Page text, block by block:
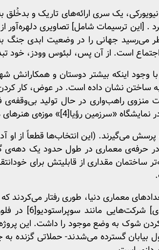
گستاخ نیویورکی، یک سری ارائه‌های تاریک و
. [این ترسیمات شامل] تصاویری دلهره‌آور
می‌رسید جهانی را در وضعیت ابدی
اجتماع است. از آن پس، لبئوس وودز، خود
وجود اینکه بیشتر دوستان و همکارانش
به ساختن نشان داده است. در عوض، کار
منزوی راهب‌واری در حال تولید بی‌وقفه‌ی
نمایشگاه «سرزمین رؤیا[4] » موزه‌ی
پرسش می‌گیرند. (این انتخاب‌ها قطعاً از او
در حرفه‌ی معماری در طول حدود یک
ساختمان مقداری از قابلیتش برای
معماری دنیا، طوری رفتار می‌کردند
[6] در
شوک به وضع موجود را داشت. این
بیابان گسترده می‌شدند- حملاتی گزنده